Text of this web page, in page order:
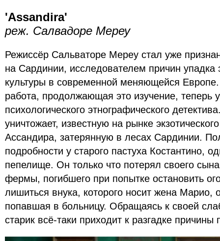
'Assandira'
реж. Салвадоре Мереу
Режиссёр Сальваторе Мереу стал уже
на Сардинии, исследователем причин упадка
культуры в современной меняющейся
работа, продолжающая это изучение, теперь
психологического этнографического
уничтожает, известную на рынке
Ассандира, затерянную в лесах Сардинии.
подробности у старого пастуха Костантино,
пепелище. Он только что потерял своего
фермы, погибшего при попытке остановить
лишиться внука, которого носит жена Марио,
попавшая в больницу. Обращаясь к своей
старик всё-таки приходит к разгадке причины